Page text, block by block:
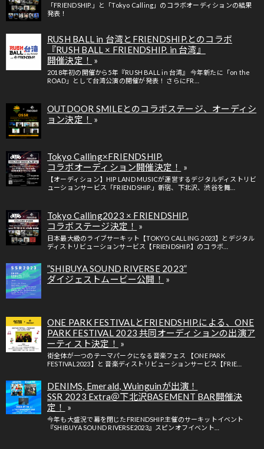
「FRIENDSHIP.」と「Tokyo Calling」のコラボオーディションの結果
発表！
RUSH BALL in 台湾とFRIENDSHIP.とのコラボ
『RUSH BALL × FRIENDSHIP. in 台湾』
開催決定！
2018年初の開催から5年『RUSH BALL in 台湾』 今年新たに「on the
ROAD」として台湾公演の開催が発表！ さらにFR…
OUTDOOR SMILEとのコラボステージ、オーディシ
ョン決定！
Tokyo Calling×FRIENDSHIP.
コラボオーディション開催決定！
【オーディション】HIP LAND MUSICが運営するデジタルディストリビ
ューションサービス「FRIENDSHIP.」新宿、下北沢、渋谷を舞…
Tokyo Calling2023 × FRIENDSHIP.
コラボステージ決定！
日本最大級のライブサーキット【TOKYO CALLING 2023】とデジタル
ディストリビューションサービス【FRIENDSHIP.】のコラボ…
”SHIBUYA SOUND RIVERSE 2023”
ダイジェストムービー公開！
ONE PARK FESTIVALとFRIENDSHIP.による、ONE
PARK FESTIVAL 2023 共同オーディションの出演ア
ーティスト決定！
街全体が一つのテーマパークになる音楽フェス 【ONE PARK
FESTIVAL2023】と 音楽ディストリビューションサービス【FRIE…
DENIMS, Emerald, Wuinguinが出演！
SSR 2023 Extra＠下北沢BASEMENT BAR開催決
定！
今年も大盛況で幕を閉じたFRIENDSHIP.主催のサーキットイベント
『SHIBUYA SOUND RIVERSE2023』スピンオフイベント…